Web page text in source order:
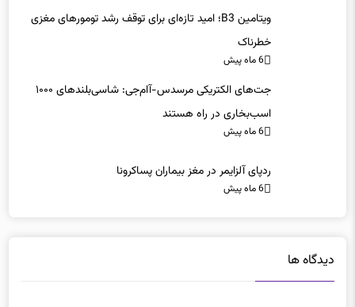
ویتامین B3؛ امید تازه‌ای برای توقف رشد تومورهای مغزی
خطرناک
6 ماه پیش
جت‌های الکتریکی مرسدس-آام‌جی: شاسی‌بلندهای ۱۰۰۰
اسب‌بخاری در راه هستند
6 ماه پیش
ردپای آلزایمر در مغز بیماران پساکرونا
6 ماه پیش
دیدگاه ها